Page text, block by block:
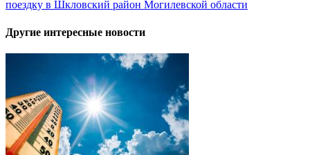
поездку в Шкловский район Могилевской области
Другие интересные новости